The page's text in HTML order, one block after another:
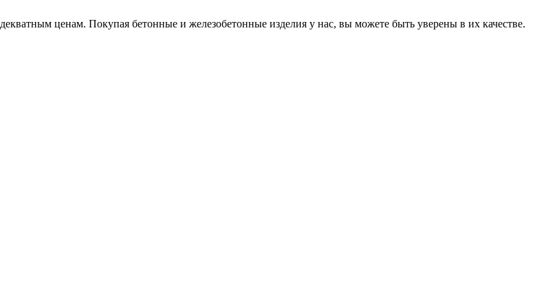
ценам. Покупая бетонные и железобетонные изделия у нас, вы можете быть уверены в их качестве.